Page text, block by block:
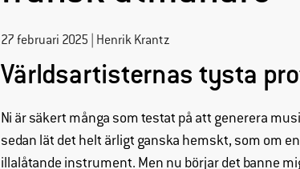
27 februari 2025 | Henrik Krantz
Världsartisternas tysta
Ni är säkert många som testat på att generera
sedan lät det helt ärligt ganska hemskt, som om
illalåtande instrument. Men nu börjar det banne